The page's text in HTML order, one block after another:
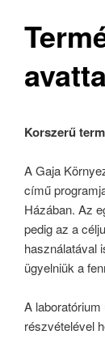
Korszerű
A Gaja
című
Házában. Az
pedig az a
használatával
ügyelniük a
A
részvételével